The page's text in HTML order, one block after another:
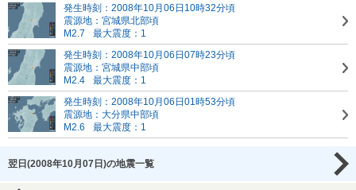
発生時刻：2008年10月06日10時32分頃
震源地：宮城県北部頃
M2.7
最大震度：1
発生時刻：2008年10月06日07時23分頃
震源地：宮城県中部頃
M2.4
最大震度：1
発生時刻：2008年10月06日01時53分頃
震源地：大分県中部頃
M2.6
最大震度：1
翌日(2008年10月07日)の地震一覧